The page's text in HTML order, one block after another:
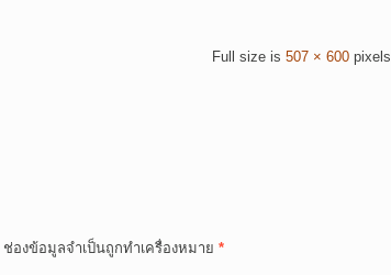
Full size is 507 × 600pixels
ช่องข้อมูลจำเป็นถูกทำเครื่องหมาย *